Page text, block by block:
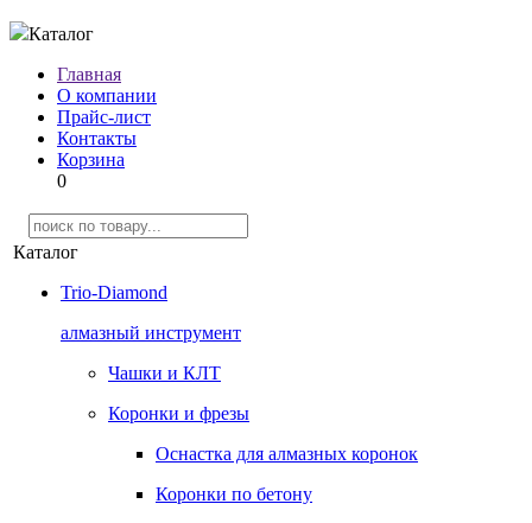
Каталог
Главная
О компании
Прайс-лист
Контакты
Корзина
0
Каталог
Trio-Diamond
алмазный инструмент
Чашки и КЛТ
Коронки и фрезы
Оснастка для алмазных коронок
Коронки по бетону